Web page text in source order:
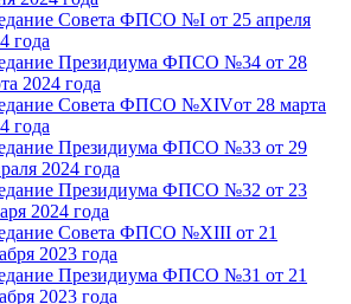
Совета ФПСО №I от 25 апреля
года
Президиума ФПСО №34 от 28
2024 года
Совета ФПСО №XIVот 28 марта
года
Президиума ФПСО №33 от 29
2024 года
Президиума ФПСО №32 от 23
2024 года
Совета ФПСО №XIII от 21
2023 года
Президиума ФПСО №31 от 21
2023 года